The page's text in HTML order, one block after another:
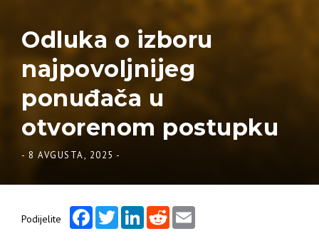
Odluka o izboru
najpovoljnijeg
ponuđača u
otvorenom postupku
- 8 AVGUSTA, 2025 -
Podijelite
FacebookTwitterLinkedInReddit